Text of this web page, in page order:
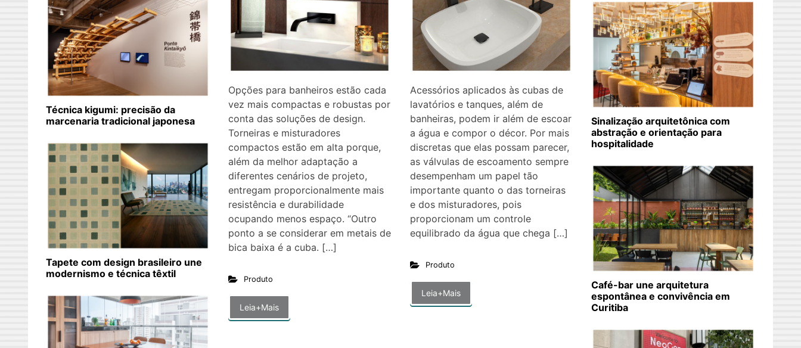
Opções para banheiros estão cada
vez mais compactas e robustas por
conta das soluções de design.
Torneiras e misturadores
compactos estão em alta porque,
além da melhor adaptação a
diferentes cenários de projeto,
entregam proporcionalmente mais
resistência e durabilidade
ocupando menos espaço. “Outro
ponto a se considerar em metais de
bica baixa é a cuba. […]
Produto
Leia+Mais
Acessórios aplicados às cubas de
lavatórios e tanques, além de
banheiras, podem ir além de escoar
a água e compor o décor. Por mais
discretas que elas possam parecer,
as válvulas de escoamento sempre
desempenham um papel tão
importante quanto o das torneiras
e dos misturadores, pois
proporcionam um controle
equilibrado da água que chega […]
Produto
Leia+Mais
Técnica kigumi: precisão da
marcenaria tradicional japonesa
Tapete com design brasileiro une
modernismo e técnica têxtil
Sinalização arquitetônica com
abstração e orientação para
hospitalidade
Café-bar une arquitetura
espontânea e convivência em
Curitiba